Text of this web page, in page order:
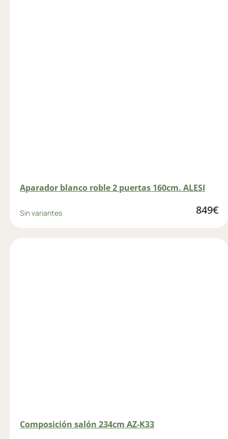
Aparador blanco roble 2 puertas 160cm. ALESI
Sin variantes 849€
Composición salón 234cm AZ-K33